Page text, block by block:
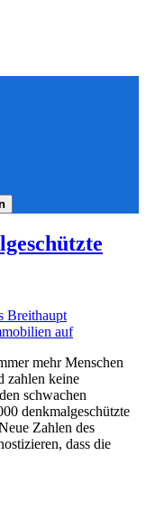
Breithaupt
mehr Menschen
zahlen keine
schwachen
denkmalgeschützte
Zahlen des
dass die